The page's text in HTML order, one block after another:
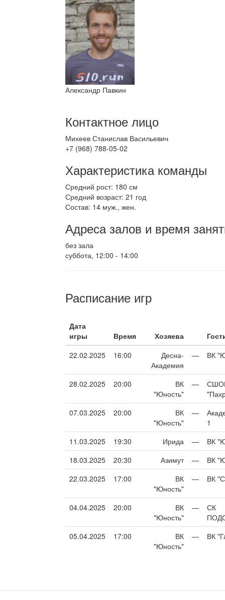
Александр Павкин
Контактное лицо
Михеев Станислав Васильевич
+7 (968) 788-05-02
Характеристика команды
Средний рост: 180 см
Средний возраст: 21 год
Состав: 14 муж., жен.
Адреса залов и время
без зала
суббота, 12:00 - 14:00
Расписание игр
Дата
игры
Время Хозяева
22.02.2025
16:00
Десна-
Академия
— ВК
28.02.2025 20:00
ВК
"Юность"
—
07.03.2025
20:00
ВК
"Юность"
—
1
11.03.2025
19:30 Ирида —
ВК
18.03.2025
20:30 Азимут —
ВК
22.03.2025
17:00
ВК
"Юность"
— ВК
04.04.2025 20:00
ВК
"Юность"
—
СК
05.04.2025
17:00
ВК
"Юность"
— ВК